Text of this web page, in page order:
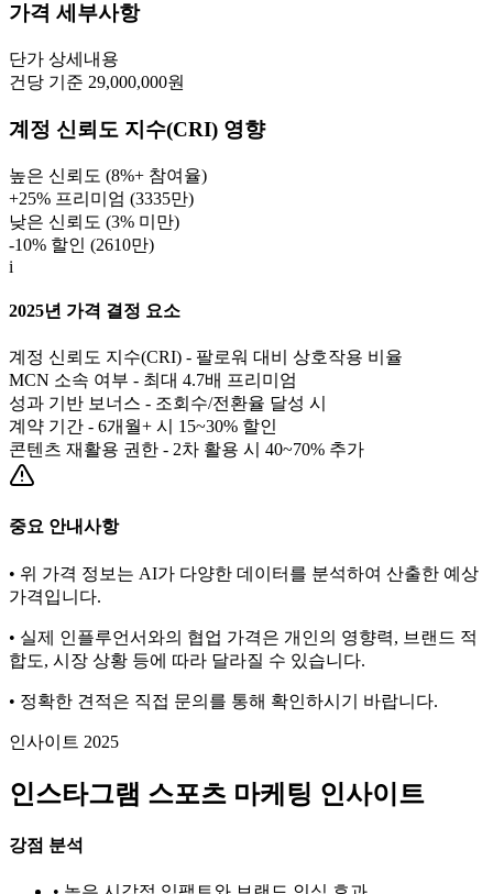
가격 세부사항
단가 상세내용
건당 기준 29,000,000원
계정 신뢰도 지수(CRI) 영향
높은 신뢰도 (8%+ 참여율)
+25% 프리미엄 (3335만)
낮은 신뢰도 (3% 미만)
-10% 할인 (2610만)
i
2025년 가격 결정 요소
계정 신뢰도 지수(CRI) - 팔로워 대비 상호작용 비율
MCN 소속 여부 - 최대 4.7배 프리미엄
성과 기반 보너스 - 조회수/전환율 달성 시
계약 기간 - 6개월+ 시 15~30% 할인
콘텐츠 재활용 권한 - 2차 활용 시 40~70% 추가
중요 안내사항
• 위 가격 정보는 AI가 다양한 데이터를 분석하여 산출한 예상
가격입니다.
• 실제 인플루언서와의 협업 가격은 개인의 영향력, 브랜드 적
합도, 시장 상황 등에 따라 달라질 수 있습니다.
• 정확한 견적은 직접 문의를 통해 확인하시기 바랍니다.
인사이트 2025
인스타그램 스포츠 마케팅 인사이트
강점 분석